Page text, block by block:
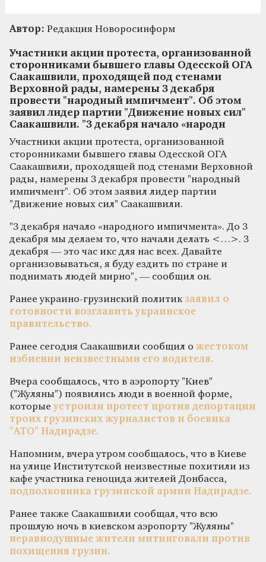
Автор: Редакция Новоросинформ
Участники акции протеста, организованной
сторонниками бывшего главы Одесской ОГА
Саакашвили, проходящей под стенами
Верховной рады, намерены 3 декабря
провести "народный импичмент". Об этом
заявил лидер партии "Движение новых сил"
Саакашвили. "3 декабря начало «народн
Участники акции протеста, организованной
сторонниками бывшего главы Одесской ОГА
Саакашвили, проходящей под стенами Верховной
рады, намерены 3 декабря провести "народный
импичмент". Об этом заявил лидер партии
"Движение новых сил" Саакашвили.
"3 декабря начало «народного импичмента». До 3
декабря мы делаем то, что начали делать <…>. 3
декабря — это час икс для нас всех. Давайте
организовываться, я буду ездить по стране и
поднимать людей мирно", — сообщил он.
Ранее украино-грузинский политик заявил о
готовности возглавить украинское
правительство.
Ранее сегодня Саакашвили сообщил о жестоком
избиении неизвестными его водителя.
Вчера сообщалось, что в аэропорту "Киев"
("Жуляны") появились люди в военной форме,
которые устроили протест против депортации
троих грузинских журналистов и боевика
"АТО" Надирадзе.
Напомним, вчера утром сообщалось, что в Киеве
на улице Институтской неизвестные похитили из
кафе участника геноцида жителей Донбасса,
подполковника грузинской армии Надирадзе.
Ранее также Саакашвили сообщал, что всю
прошлую ночь в киевском аэропорту "Жуляны"
неравнодушные жители митинговали против
похищения грузин.